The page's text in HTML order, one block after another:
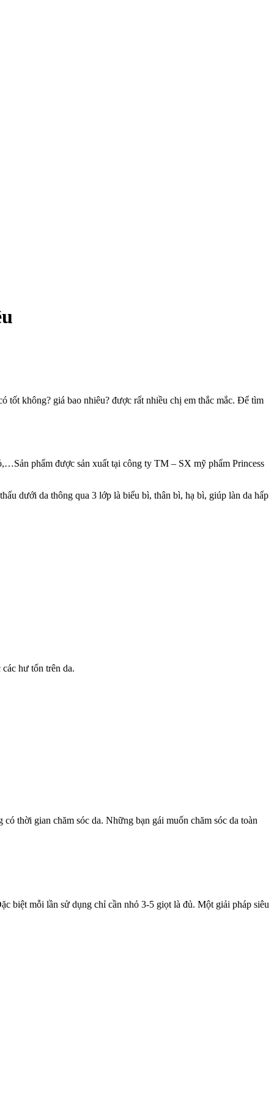
tốt không? giá bao nhiêu? được rất nhiều chị em thắc mắc. Để tìm
phẩm được sản xuất tại công ty TM – SX mỹ phẩm Princess
dưới da thông qua 3 lớp là biểu bì, thân bì, hạ bì, giúp làn da hấp
hư tổn trên da.
thời gian chăm sóc da. Những bạn gái muốn chăm sóc da toàn
biệt mỗi lần sử dụng chỉ cần nhỏ 3-5 giọt là đủ. Một giải pháp siêu